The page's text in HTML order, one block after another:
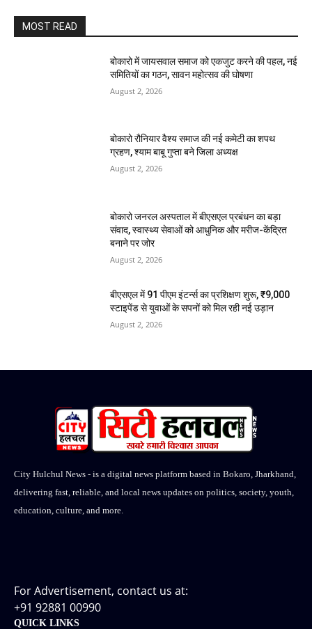
MOST READ
बोकारो में जायसवाल समाज को एकजुट करने की पहल, नई
समितियों का गठन, सावन महोत्सव की घोषणा
August 2, 2026
बोकारो रौनियार वैश्य समाज की नई कमेटी का शपथ
ग्रहण, श्याम बाबू गुप्ता बने जिला अध्यक्ष
August 2, 2026
बोकारो जनरल अस्पताल में बीएसएल प्रबंधन का बड़ा
संवाद, स्वास्थ्य सेवाओं को आधुनिक और मरीज-केंद्रित
बनाने पर जोर
August 2, 2026
बीएसएल में 91 पीएम इंटर्न्स का प्रशिक्षण शुरू, ₹9,000
स्टाइपेंड से युवाओं के सपनों को मिल रही नई उड़ान
August 2, 2026
City Hulchul News - is a digital news platform based in Bokaro, Jharkhand,
delivering fast, reliable, and local news updates on politics, society, youth,
education, culture, and more.
For Advertisement, contact us at:
+91 92881 00990
QUICK LINKS